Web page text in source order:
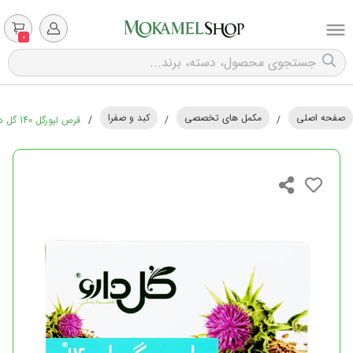
0
صفحه اصلی / مکمل های تخصصی / کبد و صفرا / قرص لیورگل 140 گل دارو - 30 عددی